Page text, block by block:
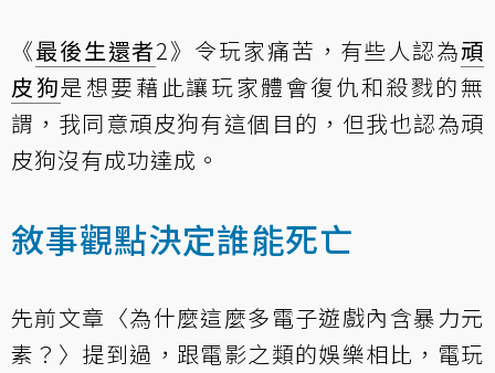
《最後生還者2》令玩家痛苦，有些人認為頑
皮狗是想要藉此讓玩家體會復仇和殺戮的無
謂，我同意頑皮狗有這個目的，但我也認為頑
皮狗沒有成功達成。
敘事觀點決定誰能死亡
先前文章 〈為什麼這麼多電子遊戲內含暴力元
素？〉 提到過，跟電影之類的娛樂相比，電玩